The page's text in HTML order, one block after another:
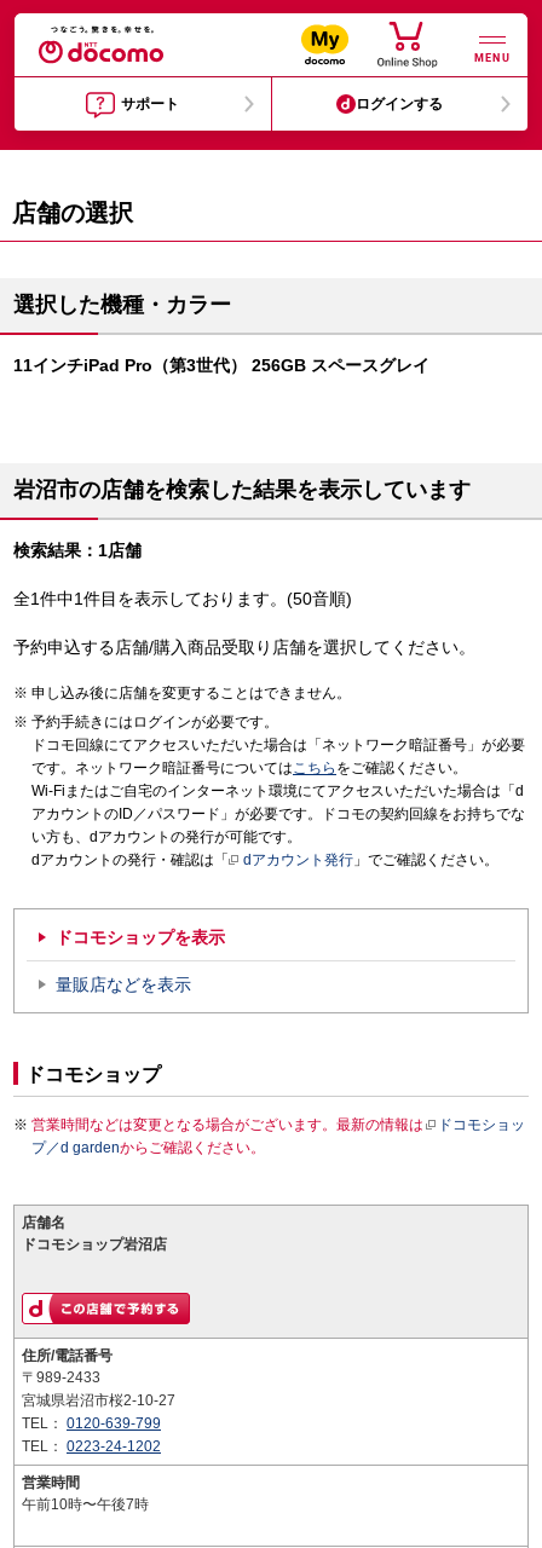
MENU
サポート ログインする
店舗の選択
選択した機種・カラー
11インチiPad Pro（第3世代） 256GB スペースグレイ
岩沼市の店舗を検索した結果を表示しています
検索結果：1店舗
全1件中1件目を表示しております。(50音順)
予約申込する店舗/購入商品受取り店舗を選択してください。
申し込み後に店舗を変更することはできません。
予約手続きにはログインが必要です。
ドコモ回線にてアクセスいただいた場合は「ネットワーク暗証番号」が必要
です。ネットワーク暗証番号についてはこちら をご確認ください。
Wi-Fiまたはご自宅のインターネット環境にてアクセスいただいた場合は「d
アカウントのID／パスワード」が必要です。ドコモの契約回線をお持ちでな
い方も、dアカウントの発行が可能です。
dアカウントの発行・確認は「
dアカウント発行 」でご確認ください。
ドコモショップを表示
量販店などを表示
ドコモショップ
営業時間などは変更となる場合がございます。最新の情報は
ドコモショッ
プ／d gardenからご確認ください。
店舗名
ドコモショップ岩沼店
住所/電話番号
〒989-2433
宮城県岩沼市桜2-10-27
TEL： 0120-639-799
TEL： 0223-24-1202
営業時間
午前10時〜午後7時